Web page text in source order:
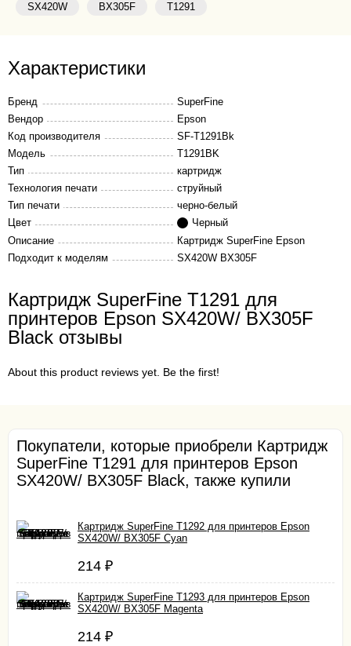
SX420W
BX305F T1291
Характеристики
Бренд
SuperFine
Вендор
Epson
Код производителя
SF-T1291Bk
Модель
T1291BK
Тип
картридж
Технология печати
струйный
Тип печати
черно-белый
Цвет
Черный
Описание
Картридж SuperFine Epson
Подходит к моделям
SX420W BX305F
Картридж SuperFine T1291 для
принтеров Epson SX420W/ BX305F
Black отзывы
About this product reviews yet. Be the first!
Покупатели, которые приобрели Картридж
SuperFine T1291 для принтеров Epson
SX420W/ BX305F Black, также купили
Картридж SuperFine T1292 для принтеров Epson
SX420W/ BX305F Cyan
214 ₽
Картридж SuperFine T1293 для принтеров Epson
SX420W/ BX305F Magenta
214 ₽